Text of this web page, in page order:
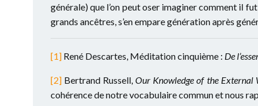
générale) que l’on peut oser imaginer comment il
grands ancêtres, s’en empare génération après
[1] René Descartes, Méditation cinquième : De
[2] Bertrand Russell,Our Knowledge of the External
cohérence de notre vocabulaire commun et nous